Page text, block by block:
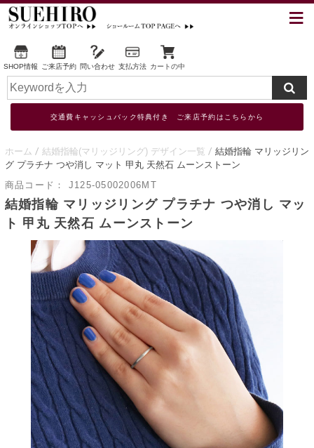
SHOP情報 ご来店予約 問い合わせ 支払方法 カートの中
交通費キャッシュバック特典付き ご来店予約はこちらから
ホーム 結婚指輪(マリッジリング) デザイン一覧
結婚指輪 マリッジリン
グ プラチナ つや消し マット 甲丸 天然石 ムーンストーン
商品コード：
J125-05002006MT
結婚指輪 マリッジリング プラチナ つや消し マッ
ト 甲丸 天然石 ムーンストーン